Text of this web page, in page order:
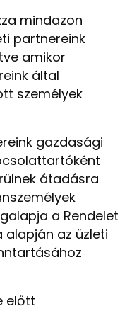
mindazon
partnereink
amikor
által
személyek
gazdasági
átadásra
a Rendelet
alapján az üzleti
előtt